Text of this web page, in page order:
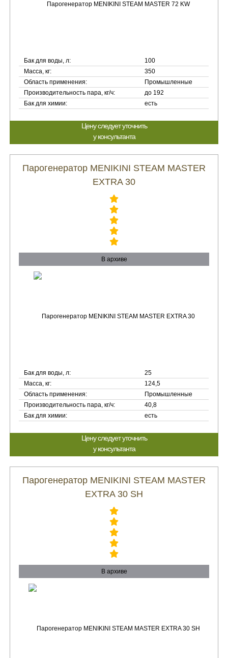
Бак для воды, л:
100
Масса, кг:
350
Область применения:
Промышленные
Производительность пара, кг/ч:
до 192
Бак для химии:
есть
Цену следует уточнить
у консультанта
Парогенератор MENIKINI STEAM MASTER
EXTRA 30
В архиве
Бак для воды, л:
25
Масса, кг:
124,5
Область применения:
Промышленные
Производительность пара, кг/ч:
40,8
Бак для химии:
есть
Цену следует уточнить
у консультанта
Парогенератор MENIKINI STEAM MASTER
EXTRA 30 SH
В архиве